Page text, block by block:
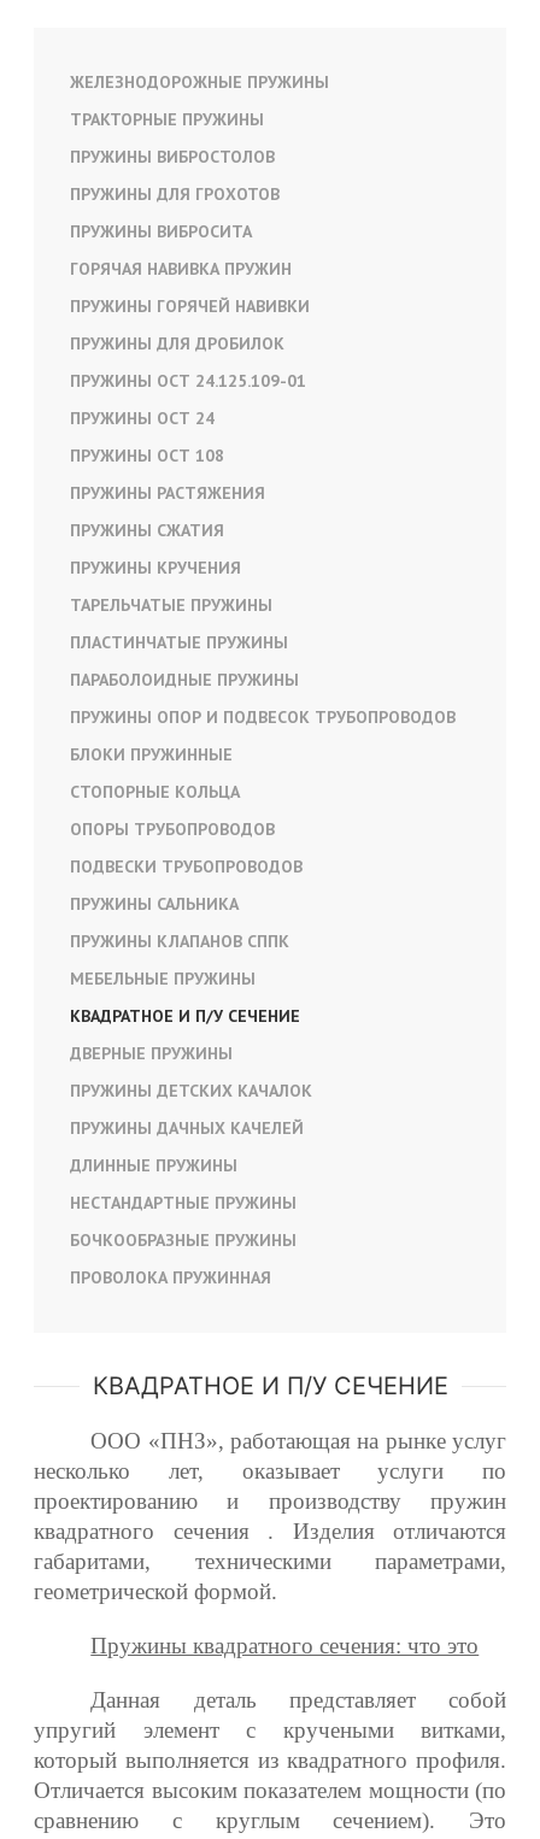
ЖЕЛЕЗНОДОРОЖНЫЕ ПРУЖИНЫ
ТРАКТОРНЫЕ ПРУЖИНЫ
ПРУЖИНЫ ВИБРОСТОЛОВ
ПРУЖИНЫ ДЛЯ ГРОХОТОВ
ПРУЖИНЫ ВИБРОСИТА
ГОРЯЧАЯ НАВИВКА ПРУЖИН
ПРУЖИНЫ ГОРЯЧЕЙ НАВИВКИ
ПРУЖИНЫ ДЛЯ ДРОБИЛОК
ПРУЖИНЫ ОСТ 24.125.109-01
ПРУЖИНЫ ОСТ 24
ПРУЖИНЫ ОСТ 108
ПРУЖИНЫ РАСТЯЖЕНИЯ
ПРУЖИНЫ СЖАТИЯ
ПРУЖИНЫ КРУЧЕНИЯ
ТАРЕЛЬЧАТЫЕ ПРУЖИНЫ
ПЛАСТИНЧАТЫЕ ПРУЖИНЫ
ПАРАБОЛОИДНЫЕ ПРУЖИНЫ
ПРУЖИНЫ ОПОР И ПОДВЕСОК ТРУБОПРОВОДОВ
БЛОКИ ПРУЖИННЫЕ
СТОПОРНЫЕ КОЛЬЦА
ОПОРЫ ТРУБОПРОВОДОВ
ПОДВЕСКИ ТРУБОПРОВОДОВ
ПРУЖИНЫ САЛЬНИКА
ПРУЖИНЫ КЛАПАНОВ СППК
МЕБЕЛЬНЫЕ ПРУЖИНЫ
КВАДРАТНОЕ И П/У СЕЧЕНИЕ
ДВЕРНЫЕ ПРУЖИНЫ
ПРУЖИНЫ ДЕТСКИХ КАЧАЛОК
ПРУЖИНЫ ДАЧНЫХ КАЧЕЛЕЙ
ДЛИННЫЕ ПРУЖИНЫ
НЕСТАНДАРТНЫЕ ПРУЖИНЫ
БОЧКООБРАЗНЫЕ ПРУЖИНЫ
ПРОВОЛОКА ПРУЖИННАЯ
КВАДРАТНОЕ И П/У СЕЧЕНИЕ
ООО «ПНЗ», работающая на рынке услуг
несколько лет, оказывает услуги по
проектированию и производству пружин
квадратного сечения . Изделия отличаются
габаритами, техническими параметрами,
геометрической формой.
Пружины квадратного сечения: что это
Данная деталь представляет собой
упругий элемент с кручеными витками,
который выполняется из квадратного профиля.
Отличается высоким показателем мощности (по
сравнению с круглым сечением). Это